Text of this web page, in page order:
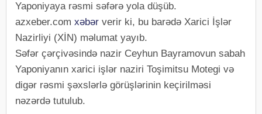
Yaponiyaya rəsmi səfərə yola düşüb.
azxeber.com xəbər verir ki, bu barədə Xarici İşlər
Nazirliyi (XİN) məlumat yayıb.
Səfər çərçivəsində nazir Ceyhun Bayramovun sabah
Yaponiyanın xarici işlər naziri Toşimitsu Motegi və
digər rəsmi şəxslərlə görüşlərinin keçirilməsi
nəzərdə tutulub.